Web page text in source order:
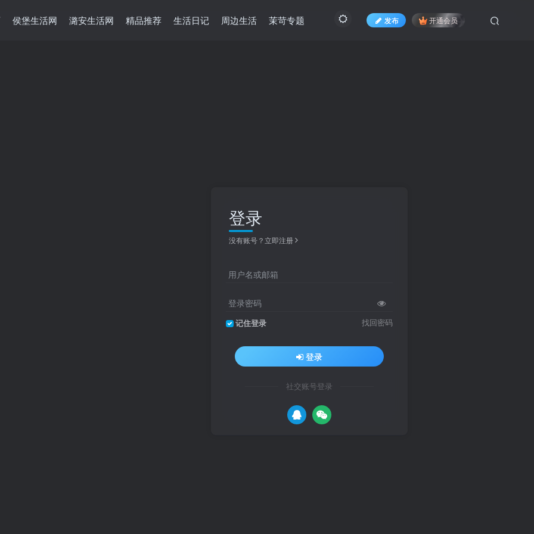
发布 开通会员
侯堡生活网 潞安生活网 精品推荐 生活日记 周边生活 茉苛专题
登录
没有账号？立即注册
用户名或邮箱
登录密码
记住登录 找回密码
登录
社交账号登录